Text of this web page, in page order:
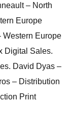
– North
Europe
Western Europe
Digital Sales.
David Dyas –
– Distribution
Print